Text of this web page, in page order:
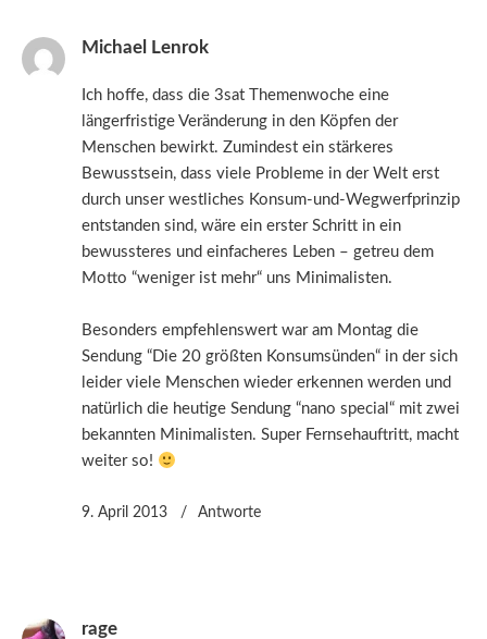
Michael Lenrok
Ich hoffe, dass die 3sat Themenwoche eine
längerfristige Veränderung in den Köpfen der
Menschen bewirkt. Zumindest ein stärkeres
Bewusstsein, dass viele Probleme in der Welt erst
durch unser westliches Konsum-und-Wegwerfprinzip
entstanden sind, wäre ein erster Schritt in ein
bewussteres und einfacheres Leben – getreu dem
Motto “weniger ist mehr“ uns Minimalisten.
Besonders empfehlenswert war am Montag die
Sendung “Die 20 größten Konsumsünden“ in der sich
leider viele Menschen wieder erkennen werden und
natürlich die heutige Sendung “nano special“ mit zwei
bekannten Minimalisten. Super Fernsehauftritt, macht
weiter so!
9. April 2013 Antworte
rage